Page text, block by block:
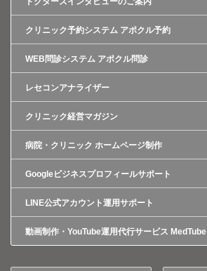
クリニック予約システム アポクル予約
WEB問診システム アポクル問診
レセコンアナライザー
クリニック経営マガジン
病院・クリニック ホームページ制作
Googleビジネスプロフィールサポート
LINE公式アカウント運用サポート
動画制作・YouTube運用代行サービス MedTube